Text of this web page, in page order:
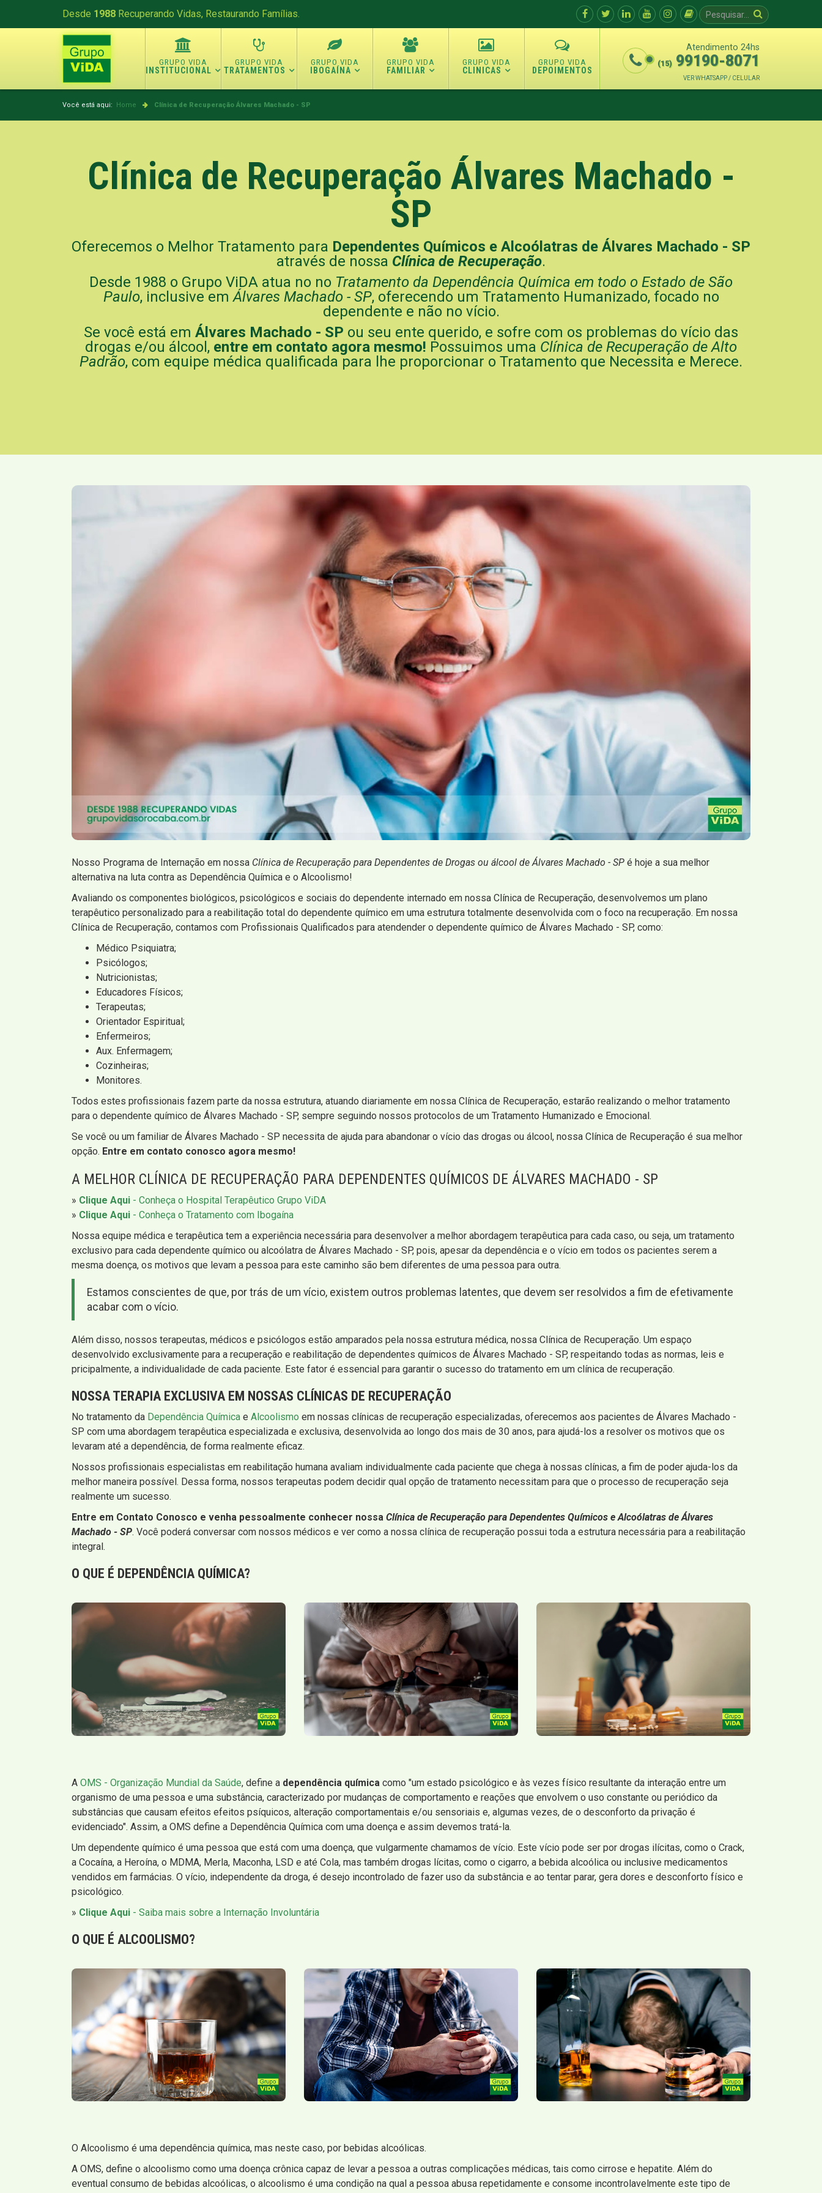
Desde 1988 Recuperando Vidas, Restaurando Famílias.
INSTITUCIONAL TRATAMENTOS IBOGAÍNA FAMILIAR CLINICAS DEPOIMENTOS
Atendimento 24hs
(15) 99190-8071
VER WHATSAPP / CELULAR
Você está aqui: Home Clínica de Recuperação Álvares Machado - SP
Clínica de Recuperação Álvares Machado -
SP
Oferecemos o Melhor Tratamento para Dependentes Químicos e Alcoólatras de Álvares Machado - SP
através de nossa Clínica de Recuperação.
Desde 1988 o Grupo ViDA atua no no Tratamento da Dependência Química em todo o Estado de São
Paulo, inclusive emÁlvares Machado - SP, oferecendo um Tratamento Humanizado, focado no
dependente e não no vício.
Se você está em Álvares Machado - SP ou seu ente querido, e sofre com os problemas do vício das
drogas e/ou álcool, entre em contato agora mesmo! Possuimos uma Clínica de Recuperação de Alto
Padrão, com equipe médica qualificada para lhe proporcionar o Tratamento que Necessita e Merece.
Nosso Programa de Internação em nossa Clínica de Recuperação para Dependentes de Drogas ou álcool de Álvares Machado - SP é hoje a sua melhor
alternativa na luta contra as Dependência Química e o Alcoolismo!
Avaliando os componentes biológicos, psicológicos e sociais do dependente internado em nossa Clínica de Recuperação, desenvolvemos um plano
terapêutico personalizado para a reabilitação total do dependente químico em uma estrutura totalmente desenvolvida com o foco na recuperação. Em nossa
Clínica de Recuperação, contamos com Profissionais Qualificados para atendender o dependente químico de Álvares Machado - SP, como:
Médico Psiquiatra;
Psicólogos;
Nutricionistas;
Educadores Físicos;
Terapeutas;
Orientador Espiritual;
Enfermeiros;
Aux. Enfermagem;
Cozinheiras;
Monitores.
Todos estes profissionais fazem parte da nossa estrutura, atuando diariamente em nossa Clínica de Recuperação, estarão realizando o melhor tratamento
para o dependente químico de Álvares Machado - SP, sempre seguindo nossos protocolos de um Tratamento Humanizado e Emocional.
Se você ou um familiar de Álvares Machado - SP necessita de ajuda para abandonar o vício das drogas ou álcool, nossa Clínica de Recuperação é sua melhor
opção. Entre em contato conosco agora mesmo!
A MELHOR CLÍNICA DE RECUPERAÇÃO PARA DEPENDENTES QUÍMICOS DE ÁLVARES MACHADO - SP
» Clique Aqui - Conheça o Hospital Terapêutico Grupo ViDA
» Clique Aqui - Conheça o Tratamento com Ibogaína
Nossa equipe médica e terapêutica tem a experiência necessária para desenvolver a melhor abordagem terapêutica para cada caso, ou seja, um tratamento
exclusivo para cada dependente químico ou alcoólatra de Álvares Machado - SP, pois, apesar da dependência e o vício em todos os pacientes serem a
mesma doença, os motivos que levam a pessoa para este caminho são bem diferentes de uma pessoa para outra.
Estamos conscientes de que, por trás de um vício, existem outros problemas latentes, que devem ser resolvidos a fim de efetivamente
acabar com o vício.
Além disso, nossos terapeutas, médicos e psicólogos estão amparados pela nossa estrutura médica, nossa Clínica de Recuperação. Um espaço
desenvolvido exclusivamente para a recuperação e reabilitação de dependentes químicos de Álvares Machado - SP, respeitando todas as normas, leis e
pricipalmente, a individualidade de cada paciente. Este fator é essencial para garantir o sucesso do tratamento em um clínica de recuperação.
NOSSA TERAPIA EXCLUSIVA EM NOSSAS CLÍNICAS DE RECUPERAÇÃO
No tratamento da Dependência Química e Alcoolismo em nossas clínicas de recuperação especializadas, oferecemos aos pacientes de Álvares Machado -
SP com uma abordagem terapêutica especializada e exclusiva, desenvolvida ao longo dos mais de 30 anos, para ajudá-los a resolver os motivos que os
levaram até a dependência, de forma realmente eficaz.
Nossos profissionais especialistas em reabilitação humana avaliam individualmente cada paciente que chega à nossas clínicas, a fim de poder ajuda-los da
melhor maneira possível. Dessa forma, nossos terapeutas podem decidir qual opção de tratamento necessitam para que o processo de recuperação seja
realmente um sucesso.
Entre em Contato Conosco e venha pessoalmente conhecer nossa Clínica de Recuperação para Dependentes Químicos e Alcoólatras de Álvares
Machado - SP. Você poderá conversar com nossos médicos e ver como a nossa clínica de recuperação possui toda a estrutura necessária para a reabilitação
integral.
O QUE É DEPENDÊNCIA QUÍMICA?
A OMS - Organização Mundial da Saúde, define a dependência química como "um estado psicológico e às vezes físico resultante da interação entre um
organismo de uma pessoa e uma substância, caracterizado por mudanças de comportamento e reações que envolvem o uso constante ou periódico da
substâncias que causam efeitos efeitos psíquicos, alteração comportamentais e/ou sensoriais e, algumas vezes, de o desconforto da privação é
evidenciado". Assim, a OMS define a Dependência Química com uma doença e assim devemos tratá-la.
Um dependente químico é uma pessoa que está com uma doença, que vulgarmente chamamos de vício. Este vício pode ser por drogas ilícitas, como o Crack,
a Cocaína, a Heroína, o MDMA, Merla, Maconha, LSD e até Cola, mas também drogas lícitas, como o cigarro, a bebida alcoólica ou inclusive medicamentos
vendidos em farmácias. O vício, independente da droga, é desejo incontrolado de fazer uso da substância e ao tentar parar, gera dores e desconforto físico e
psicológico.
» Clique Aqui - Saiba mais sobre a Internação Involuntária
O QUE É ALCOOLISMO?
O Alcoolismo é uma dependência química, mas neste caso, por bebidas alcoólicas.
A OMS, define o alcoolismo como uma doença crônica capaz de levar a pessoa a outras complicações médicas, tais como cirrose e hepatite. Além do
eventual consumo de bebidas alcoólicas, o alcoolismo é uma condição na qual a pessoa abusa repetidamente e consome incontrolavelmente este tipo de